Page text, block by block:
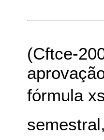
(Cftce-
fórmula